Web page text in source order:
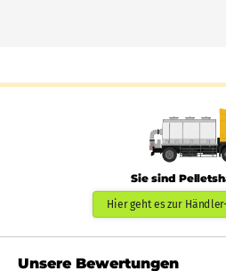
Sie sind
Hier geht es zur
Unsere Bewertungen